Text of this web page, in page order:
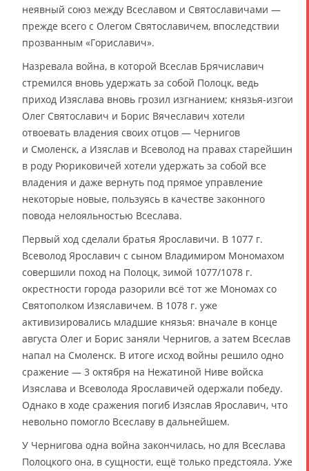
неявный союз между Всеславом и Святославичами —
прежде всего с Олегом Святославичем, впоследствии
прозванным «Гориславич».
Назревала война, в которой Всеслав Брячиславич
стремился вновь удержать за собой Полоцк, ведь
приход Изяслава вновь грозил изгнанием; князья-изгои
Олег Святославич и Борис Вячеславич хотели
отвоевать владения своих отцов — Чернигов
и Смоленск, а Изяслав и Всеволод на правах старейшин
в роду Рюриковичей хотели удержать за собой все
владения и даже вернуть под прямое управление
некоторые новые, пользуясь в качестве законного
повода нелояльностью Всеслава.
Первый ход сделали братья Ярославичи. В 1077 г.
Всеволод Ярославич с сыном Владимиром Мономахом
совершили поход на Полоцк, зимой 1077/1078 г.
окрестности города разорили всё тот же Мономах со
Святополком Изяславичем. В 1078 г. уже
активизировались младшие князья: вначале в конце
августа Олег и Борис заняли Чернигов, а затем Всеслав
напал на Смоленск. В итоге исход войны решило одно
сражение — 3 октября на Нежатиной Ниве войска
Изяслава и Всеволода Ярославичей одержали победу.
Однако в ходе сражения погиб Изяслав Ярославич, что
невольно помогло Всеславу в дальнейшем.
У Чернигова одна война закончилась, но для Всеслава
Полоцкого она, в сущности, ещё только предстояла. Уже